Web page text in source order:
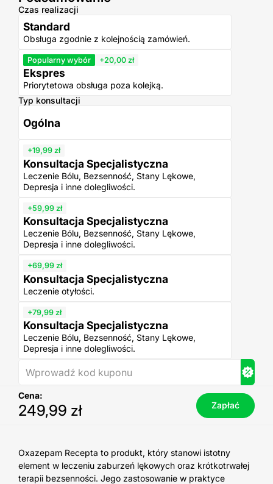
Czas realizacji
Standard
Obsługa zgodnie z kolejnością zamówień.
Popularny wybór +20,00 zł
Ekspres
Priorytetowa obsługa poza kolejką.
Typ konsultacji
Ogólna
+19,99 zł
Konsultacja Specjalistyczna
Leczenie Bólu, Bezsenność, Stany Lękowe,
Depresja i inne dolegliwości.
+59,99 zł
Konsultacja Specjalistyczna
Leczenie Bólu, Bezsenność, Stany Lękowe,
Depresja i inne dolegliwości.
+69,99 zł
Konsultacja Specjalistyczna
Leczenie otyłości.
+79,99 zł
Konsultacja Specjalistyczna
Leczenie Bólu, Bezsenność, Stany Lękowe,
Depresja i inne dolegliwości.
Cena:
249,99 zł Zapłać
Oxazepam Recepta to produkt, który stanowi istotny
element w leczeniu zaburzeń lękowych oraz krótkotrwałej
terapii bezsenności. Jego zastosowanie w praktyce